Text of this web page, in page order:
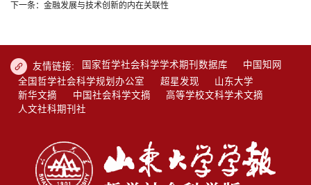
下一条：金融发展与技术创新的内在关联性
友情链接: 国家哲学社会科学学术期刊数据库
中国知网
全国哲学社会科学规划办公室
超星发现
山东大学
新华文摘
中国社会科学文摘
高等学校文科学术文摘
人文社科期刊社